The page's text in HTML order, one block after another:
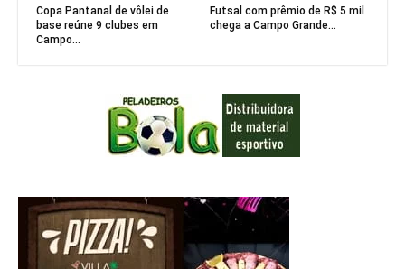
Copa Pantanal de vôlei de
base reúne 9 clubes em
Campo...
Futsal com prêmio de R$ 5 mil
chega a Campo Grande...